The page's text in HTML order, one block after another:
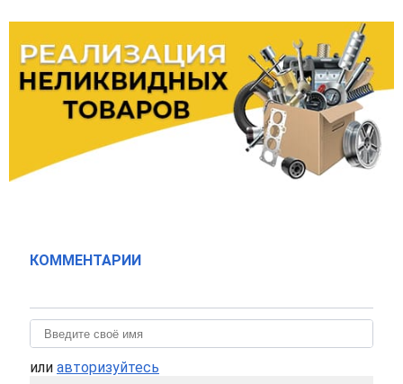
КОММЕНТАРИИ
или авторизуйтесь